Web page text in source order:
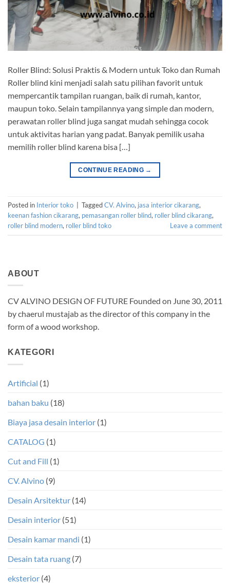
Roller Blind: Solusi Praktis & Modern untuk Toko dan Rumah
Roller blind kini menjadi salah satu pilihan favorit untuk
mempercantik tampilan ruangan, baik di rumah, kantor,
maupun toko. Selain tampilannya yang simple dan modern,
perawatan roller blind juga sangat mudah sehingga cocok
untuk aktivitas harian yang padat. Banyak pemilik usaha
memilih roller blind karena bisa […]
CONTINUE READING →
Posted in Interior toko TaggedCV. Alvino, jasa interior cikarang,
keenan fashion cikarang, pemasangan roller blind, roller blind cikarang,
roller blind modern, roller blind toko Leave a comment
ABOUT
CV ALVINO DESIGN OF FUTURE Founded on June 30, 2011
by chaerul mustajab as the director of this company in the
form of a wood workshop.
KATEGORI
Artificial (1)
bahan baku (18)
Biaya jasa desain interior (1)
CATALOG (1)
Cut and Fill (1)
CV. Alvino (9)
Desain Arsitektur (14)
Desain interior (51)
Desain kamar mandi (1)
Desain tata ruang (7)
eksterior (4)